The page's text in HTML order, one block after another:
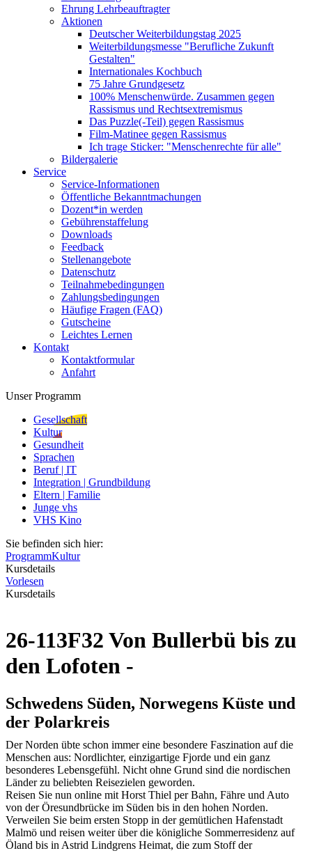
Ehrung Lehrbeauftragter
Aktionen
Deutscher Weiterbildungstag 2025
Weiterbildungsmesse "Berufliche Zukunft
Gestalten"
Internationales Kochbuch
75 Jahre Grundgesetz
100% Menschenwürde. Zusammen gegen
Rassismus und Rechtsextremismus
Das Puzzle(-Teil) gegen Rassismus
Film-Matinee gegen Rassismus
Ich trage Sticker: "Menschenrechte für alle"
Bildergalerie
Service
Service-Informationen
Öffentliche Bekanntmachungen
Dozent*in werden
Gebührenstaffelung
Downloads
Feedback
Stellenangebote
Datenschutz
Teilnahmebedingungen
Zahlungsbedingungen
Häufige Fragen (FAQ)
Gutscheine
Leichtes Lernen
Kontakt
Kontaktformular
Anfahrt
Unser Programm
Gesellschaft
Kultur
Gesundheit
Sprachen
Beruf | IT
Integration | Grundbildung
Eltern | Familie
Junge vhs
VHS Kino
Sie befinden sich hier:
ProgrammKultur
Kursdetails
Vorlesen
Kursdetails
26-113F32 Von Bullerbü bis zu
den Lofoten -
Schwedens Süden, Norwegens Küste und
der Polarkreis
Der Norden übte schon immer eine besondere Faszination auf die
Menschen aus: Nordlichter, einzigartige Fjorde und ein ganz
besonderes Lebensgefühl. Nicht ohne Grund sind die nordischen
Länder zu beliebten Reisezielen geworden.
Reisen Sie nun online mit Horst Thiel per Bahn, Fähre und Auto
von der Öresundbrücke im Süden bis in den hohen Norden.
Verweilen Sie beim ersten Stopp in der gemütlichen Hafenstadt
Malmö und reisen weiter über die königliche Sommerresidenz auf
Öland bis in Astrid Lindgrens Heimat, die zum Stoff der